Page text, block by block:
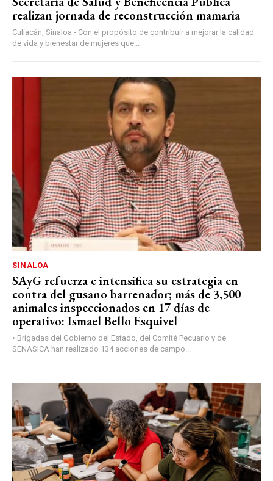
realizan jornada de reconstrucción mamaria
Culiacán, Sinaloa.- Con el propósito de contribuir a mejorar la calidad
de vida y bienestar de mujeres que...
SINALOA
SAyG refuerza e intensifica su estrategia en
contra del gusano barrenador; más de 3,500
animales inspeccionados en 17 días de
operativo: Ismael Bello Esquivel
• Brigadas del Gobierno del Estado, del Comité Pecuario y de
SENASICA han realizado 134 acciones de campo...